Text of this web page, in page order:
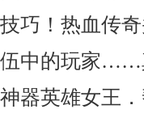
巧！热血传
中的玩家……
器英雄女王